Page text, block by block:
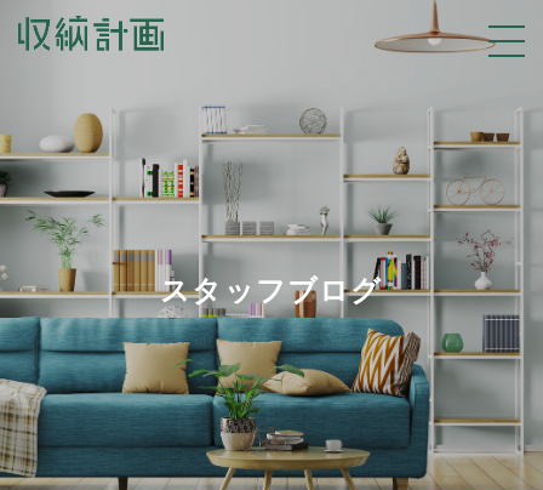
スタッフブログ